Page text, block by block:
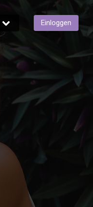
Einloggen